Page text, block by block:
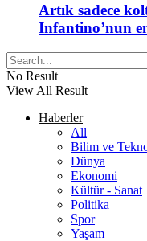
Artık sadece
Infantino’nun
No Result
View All Result
Haberler
All
Bilim ve
Dünya
Ekonomi
Kültür - Sanat
Politika
Spor
Yaşam